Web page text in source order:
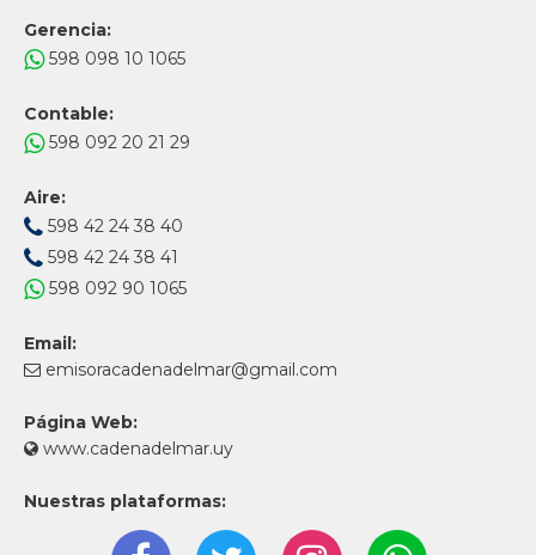
Gerencia:
598 098 10 1065
Contable:
598 092 20 21 29
Aire:
598 42 24 38 40
598 42 24 38 41
598 092 90 1065
Email:
emisoracadenadelmar@gmail.com
Página Web:
www.cadenadelmar.uy
Nuestras plataformas: